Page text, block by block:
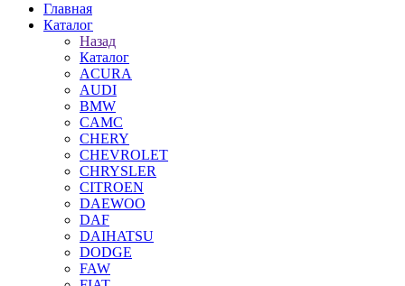
Главная
Каталог
Назад
Каталог
ACURA
AUDI
BMW
CAMC
CHERY
CHEVROLET
CHRYSLER
CITROEN
DAEWOO
DAF
DAIHATSU
DODGE
FAW